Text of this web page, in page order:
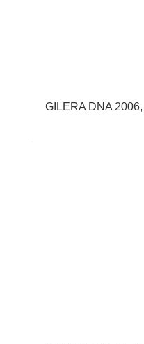
GILERA DNA